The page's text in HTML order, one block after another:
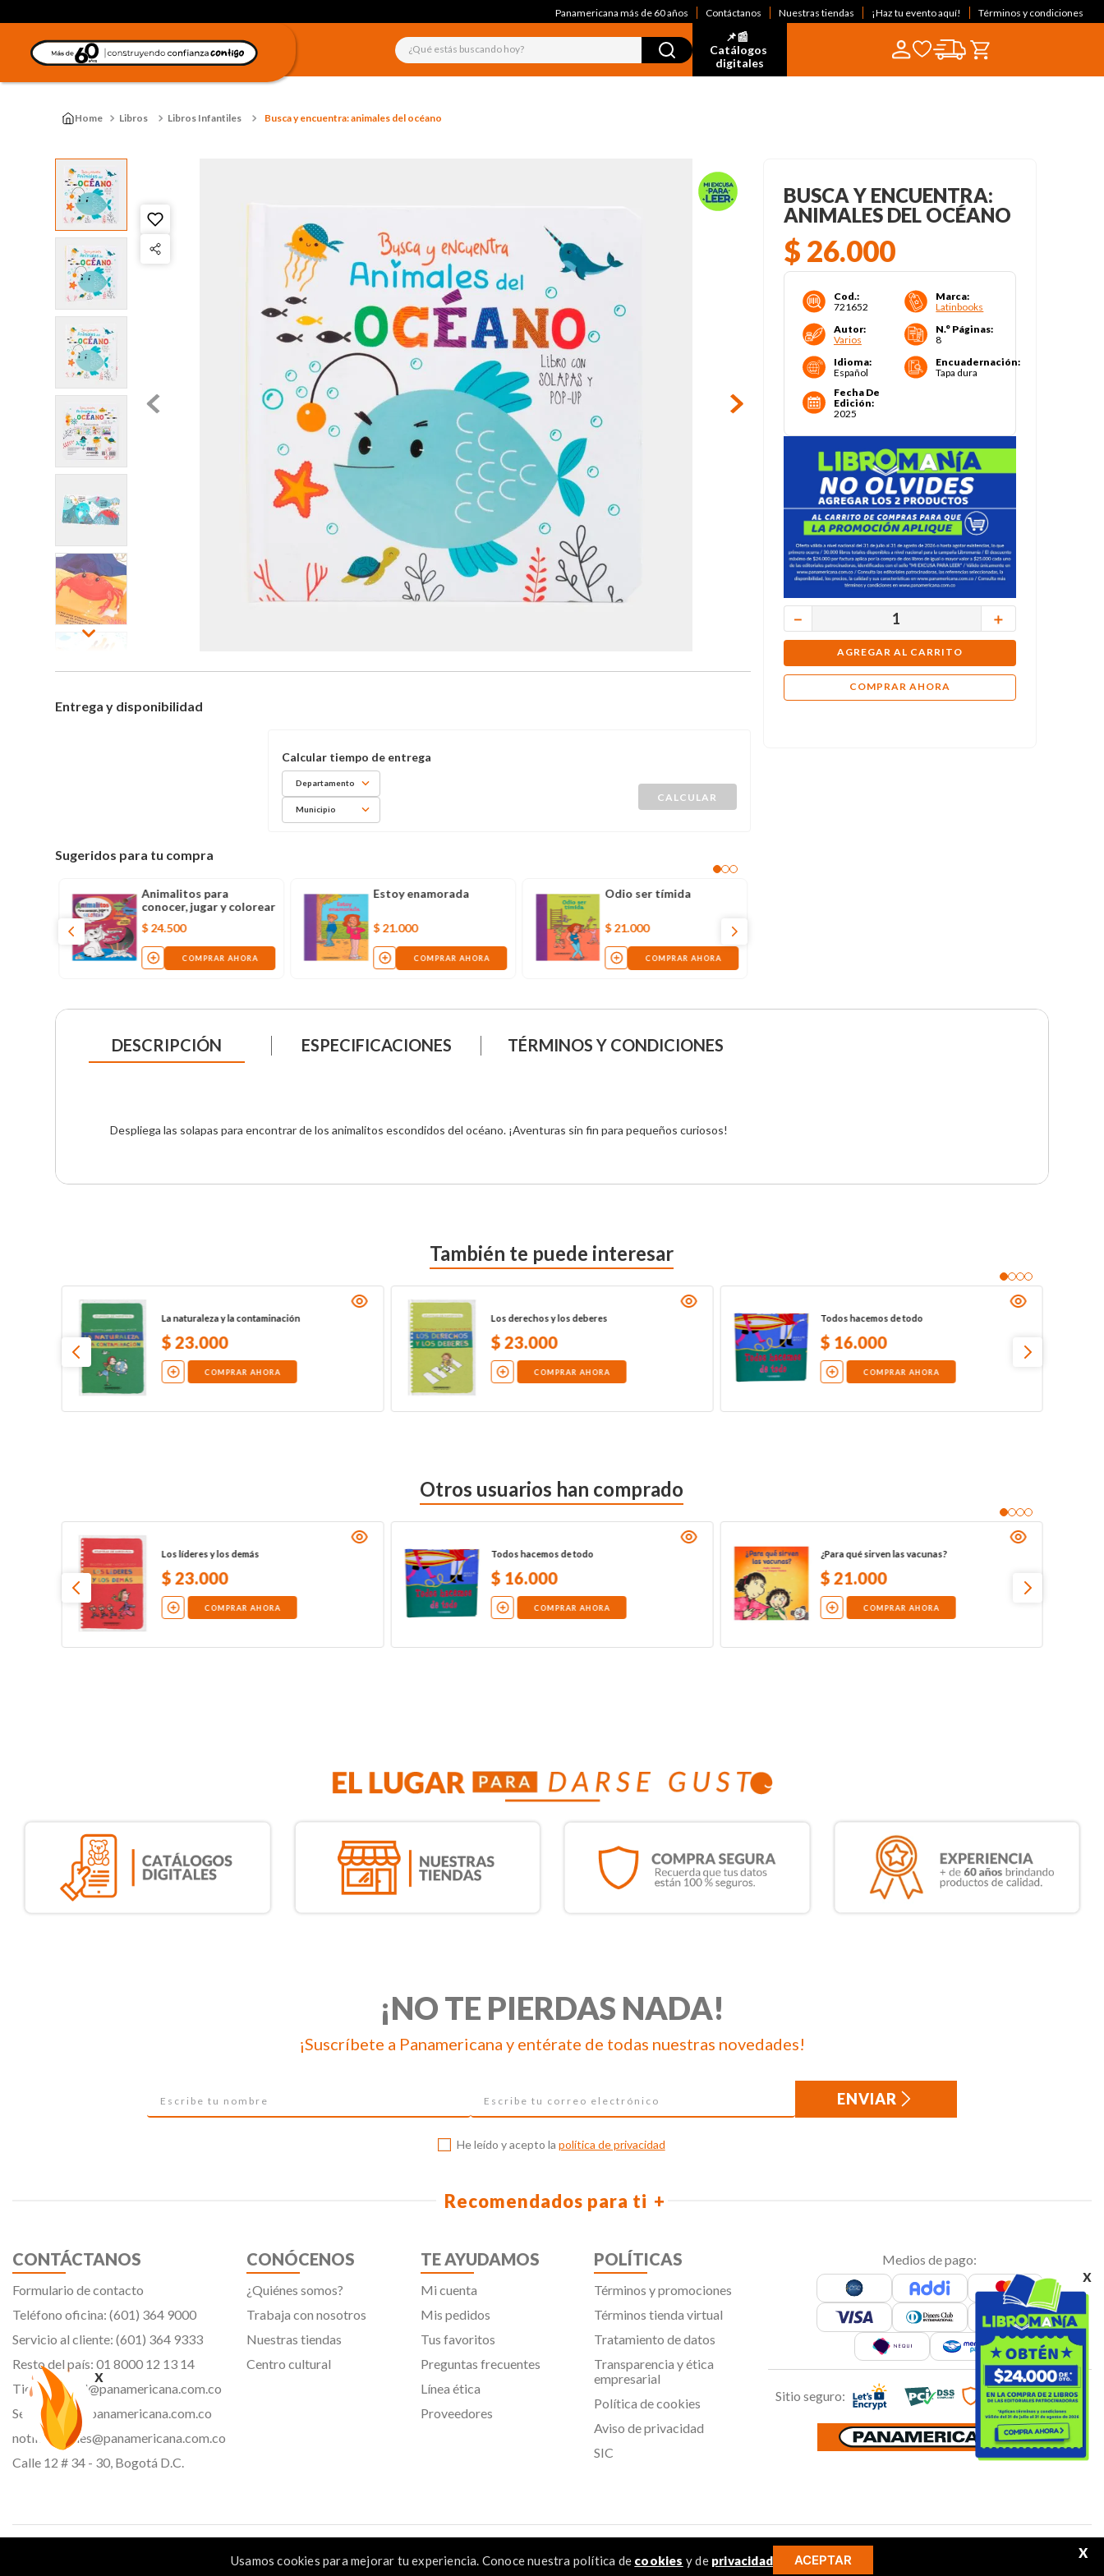
x
x
Usamos cookies para mejorar tu experiencia. Conoce nuestra política de cookies y de privacidad ACEPTAR X
Panamericana más de 60 años Contáctanos Nuestras tiendas ¡Haz tu evento aquí! Términos y condiciones
¿Qué estás buscando hoy?
📌📰
Catálogos
digitales
Libros Libros Infantiles Busca y encuentra: animales del océano
Entrega y disponibilidad
Departamento
Municipio
Sugeridos para tu compra
Animalitos para
conocer, jugar y colorear
$ 24.500
COMPRAR AHORA
Estoy enamorada
$ 21.000
COMPRAR AHORA
Odio ser tímida
$ 21.000
COMPRAR AHORA
BUSCA Y ENCUENTRA:
ANIMALES DEL OCÉANO
$ 26.000
Cod.:
721652
Marca:
Latinbooks
Autor:
Varios
N.° Páginas:
8
Idioma:
Español
Encuadernación:
Tapa dura
Fecha De
Edición:
2025
＋
－
AGREGAR AL CARRITO
COMPRAR AHORA
DESCRIPCIÓN ESPECIFICACIONES TÉRMINOS Y CONDICIONES
Despliega las solapas para encontrar de los animalitos escondidos del océano. ¡Aventuras sin fin para pequeños curiosos!
También te puede interesar
La naturaleza y la contaminación
$23.000
COMPRAR AHORA
Los derechos y los deberes
$23.000
COMPRAR AHORA
Todos hacemos de todo
$ 16.000
COMPRAR AHORA
Otros usuarios han comprado
Los líderes y los demás
$23.000
COMPRAR AHORA
Todos hacemos de todo
$ 16.000
COMPRAR AHORA
¿Para qué sirven las vacunas?
$21.000
COMPRAR AHORA
¡NO TE PIERDAS NADA!
¡Suscríbete a Panamericana y entérate de todas nuestras novedades!
ENVIAR
He leído y acepto la política de privacidad
Recomendados para ti
CONTÁCTANOS
Formulario de contacto
Teléfono oficina: (601) 364 9000
Servicio al cliente: (601) 364 9333
Resto del país: 01 8000 12 13 14
Tiendavirtual@panamericana.com.co
Servicliente@panamericana.com.co
notificaciones@panamericana.com.co
Calle 12 # 34 - 30, Bogotá D.C.
CONÓCENOS
¿Quiénes somos?
Trabaja con nosotros
Nuestras tiendas
Centro cultural
TE AYUDAMOS
Mi cuenta
Mis pedidos
Tus favoritos
Preguntas frecuentes
Línea ética
Proveedores
POLÍTICAS
Términos y promociones
Términos tienda virtual
Tratamiento de datos
Transparencia y ética
empresarial
Política de cookies
Aviso de privacidad
SIC
Medios de pago:
Sitio seguro: